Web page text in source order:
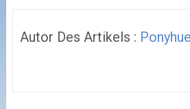
Autor Des Artikels :